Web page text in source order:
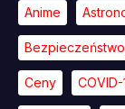
Anime
Bezpieczeństwo
Ceny COVID-